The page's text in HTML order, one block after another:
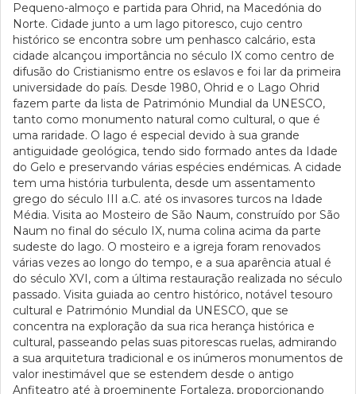
Pequeno-almoço e partida para Ohrid, na Macedónia do
Norte. Cidade junto a um lago pitoresco, cujo centro
histórico se encontra sobre um penhasco calcário, esta
cidade alcançou importância no século IX como centro de
difusão do Cristianismo entre os eslavos e foi lar da primeira
universidade do país. Desde 1980, Ohrid e o Lago Ohrid
fazem parte da lista de Património Mundial da UNESCO,
tanto como monumento natural como cultural, o que é
uma raridade. O lago é especial devido à sua grande
antiguidade geológica, tendo sido formado antes da Idade
do Gelo e preservando várias espécies endémicas. A cidade
tem uma história turbulenta, desde um assentamento
grego do século III a.C. até os invasores turcos na Idade
Média. Visita ao Mosteiro de São Naum, construído por São
Naum no final do século IX, numa colina acima da parte
sudeste do lago. O mosteiro e a igreja foram renovados
várias vezes ao longo do tempo, e a sua aparência atual é
do século XVI, com a última restauração realizada no século
passado. Visita guiada ao centro histórico, notável tesouro
cultural e Património Mundial da UNESCO, que se
concentra na exploração da sua rica herança histórica e
cultural, passeando pelas suas pitorescas ruelas, admirando
a sua arquitetura tradicional e os inúmeros monumentos de
valor inestimável que se estendem desde o antigo
Anfiteatro até à proeminente Fortaleza, proporcionando